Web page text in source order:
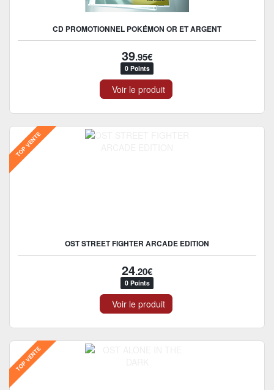
CD PROMOTIONNEL POKÉMON OR ET ARGENT
39.95€
0 Points
Voir le produit
TOP VENTE
OST STREET FIGHTER ARCADE EDITION
24.20€
0 Points
Voir le produit
TOP VENTE